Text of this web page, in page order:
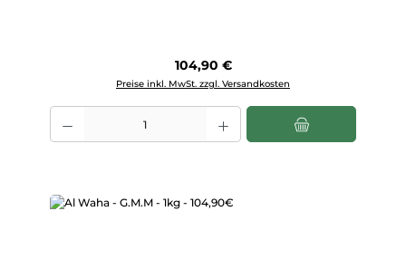
Regulärer Preis:
104,90 €
Preise inkl. MwSt. zzgl. Versandkosten
Produkt Anzahl: Gib den gewünschten Wert ein oder benutze die